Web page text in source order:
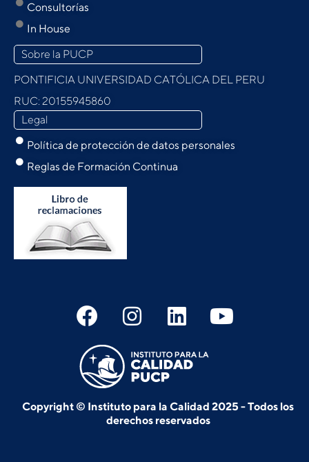
Consultorías
In House
Sobre la PUCP
PONTIFICIA UNIVERSIDAD CATÓLICA DEL PERU
RUC: 20155945860
Legal
Política de protección de datos personales
Reglas de Formación Continua
Copyright © Instituto para la Calidad 2025 - Todos los
derechos reservados